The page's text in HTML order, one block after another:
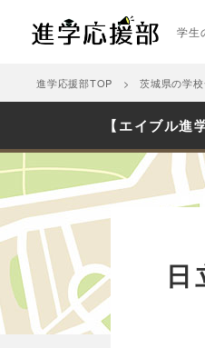
学生
進学応援部TOP 茨城県の学
【エイブル